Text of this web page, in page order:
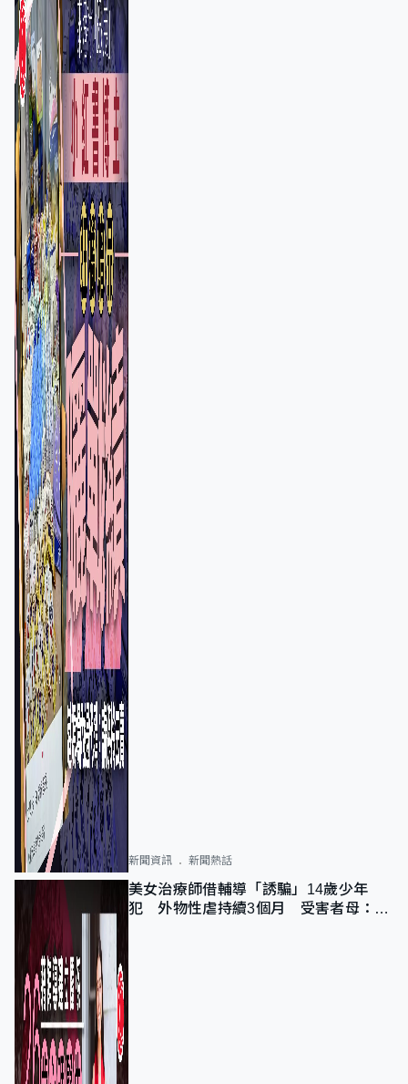
新聞資訊 新聞熱話
美女治療師借輔導「誘騙」14歲少年
犯 外物性虐持續3個月 受害者母：要